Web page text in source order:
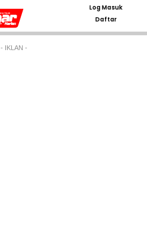
Log Masuk
Daftar
- IKLAN -